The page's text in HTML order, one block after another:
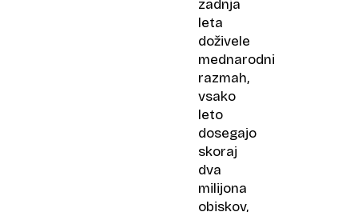
zadnja
leta
doživele
mednarodni
razmah,
vsako
leto
dosegajo
skoraj
dva
milijona
obiskov,